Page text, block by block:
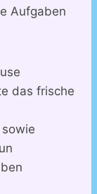
Aufgaben
das frische